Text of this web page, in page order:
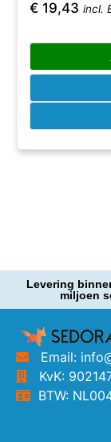
€ 19,43 incl.
Levering
miljoen
Email:
KvK:
BTW: